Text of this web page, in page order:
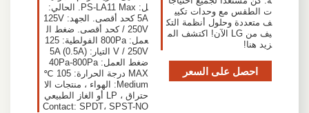
ت الطقس مع وحدات تكيي
ف متعددة وحلول أنظمة التك
يف من LG الآن! اكتشف الم
زيد هنا!
احصل على السعر
ل: PS-LA11 Max. الحالي:
5A كحد أقصى. الجهد: 125V
/ 250V كحد أقصى. ضغط ال
عمل: 800Pa الفولطية: 125
V / 250V التيار: 5A (0.5A)
ضغط العمل: 40Pa-800Pa
MAX درجة الحرارة: 105 ℃
Medium: الهواء ، منتجات الا
حتراق ، LP أو الغاز الطبيعي
Contact: SPDT، SPST-NO